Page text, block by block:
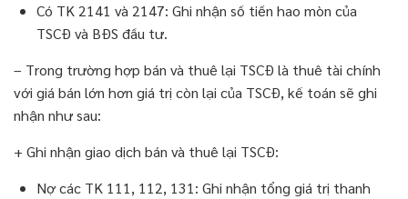
Có TK 2141 và 2147: Ghi nhận số tiền hao mòn của
TSCĐ và BĐS đầu tư.
– Trong trường hợp bán và thuê lại TSCĐ là thuê tài chính
với giá bán lớn hơn giá trị còn lại của TSCĐ, kế toán sẽ ghi
nhận như sau:
+ Ghi nhận giao dịch bán và thuê lại TSCĐ:
Nợ các TK 111, 112, 131: Ghi nhận tổng giá trị thanh